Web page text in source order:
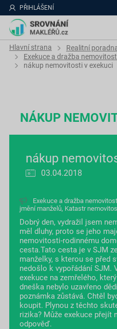
PŘIHLÁŠENÍ
Hlavní strana
Realitní
Exekuce a dražba
nákup nemovitosti v exekuci
NÁKUP
nákup
03.04.2018
Exekuce a dražba
jmění manželů, Katastr
Dobrý den, vydražil jsem
měl dluhy, proto se jeho
nemovitosti-rodinnému
cesta.Tato cesta je v SJM
manželky, s kterou se před
nedošlo k vypořádání SJM.
exekuce na zemřelého,
dneška nebylo uzavřeno
poznámka zůstává. Chtěl
koupit. Plynou z těchto
rizika? Může exekuce přejít
odpověď.